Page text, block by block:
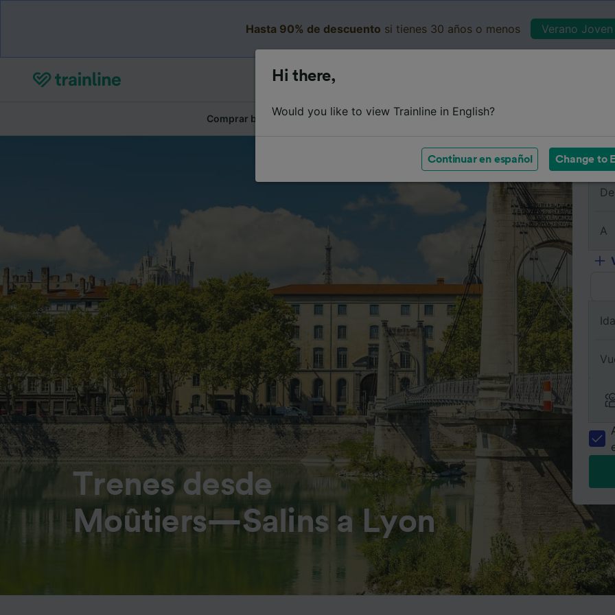
Hasta 90% de descuento si tienes 30 años o menos Verano
Comprar billetes Resumen del viaje Horarios Billetes de tren baratos
Trenes desde
Moûtiers—Salins a Lyon
De
A
Ida
Hi there,
Would you like to view Trainline in English?
Continuar en español Change to